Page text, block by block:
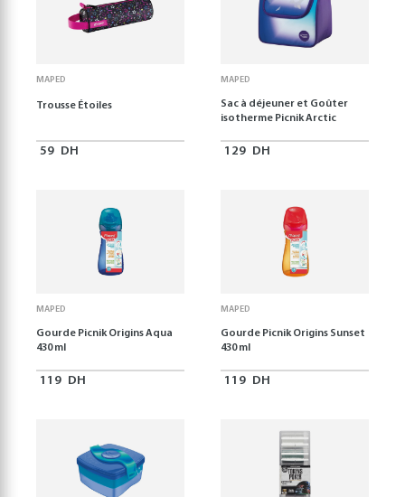
MAPED
Trousse Étoiles
59 DH
MAPED
Sac à déjeuner et Goûter
isotherme Picnik Arctic
129 DH
MAPED
Gourde Picnik Origins Aqua
430 ml
119 DH
MAPED
Gourde Picnik Origins Sunset
430 ml
119 DH